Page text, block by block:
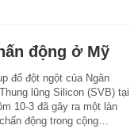
động ở Mỹ
đổ đột ngột của Ngân
lũng Silicon (SVB) tại
10-3 đã gây ra một làn
động trong cộng…